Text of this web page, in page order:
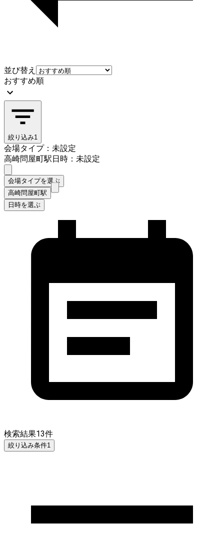
並び替え
おすすめ順
絞り込み1
会場タイプ：未設定
高崎問屋町駅日時：未設定
会場タイプを選ぶ
高崎問屋町駅
日時を選ぶ
検索結果13件
絞り込み条件1